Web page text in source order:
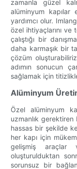
zamanla güzel
alüminyum kapılar
yardımcı olur.
özel ihtiyaçlarını ve
çalıştığı bir
daha karmaşık bir
çözüm
adımın sonucun
sağlamak için
Alüminyum
Özel alüminyum
uzmanlık gerektiren
hassas bir şekilde
her kapı için
gelişmiş araçlar
oluşturulduktan
sorunsuz bir